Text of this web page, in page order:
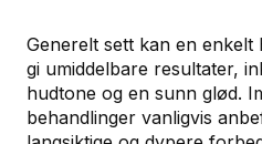
Generelt sett kan en enkelt
gi umiddelbare resultater,
hudtone og en sunn glød.
behandlinger vanligvis